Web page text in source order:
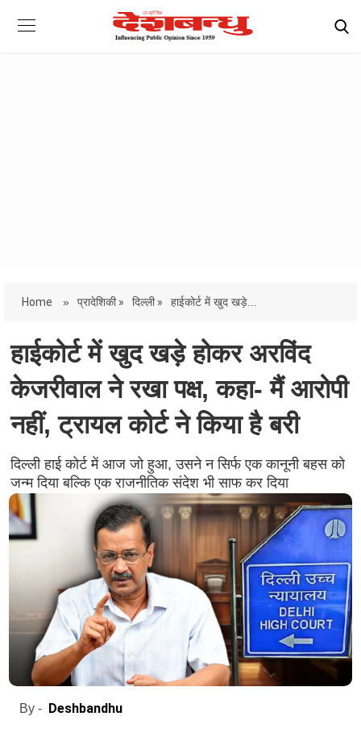
Home » प्रादेशिकी » दिल्ली » हाईकोर्ट में खुद खड़े...
हाईकोर्ट में खुद खड़े होकर अरविंद
केजरीवाल ने रखा पक्ष, कहा- मैं आरोपी
नहीं, ट्रायल कोर्ट ने किया है बरी
दिल्ली हाई कोर्ट में आज जो हुआ, उसने न सिर्फ एक कानूनी बहस को
जन्म दिया बल्कि एक राजनीतिक संदेश भी साफ कर दिया
By - Deshbandhu